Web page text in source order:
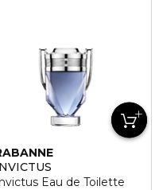
Eau de Toilette